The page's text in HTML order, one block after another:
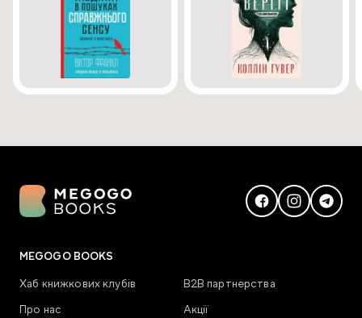
MEGOGO BOOKS
Хаб книжкових клубів
В2В партнерства
Про нас
Акції